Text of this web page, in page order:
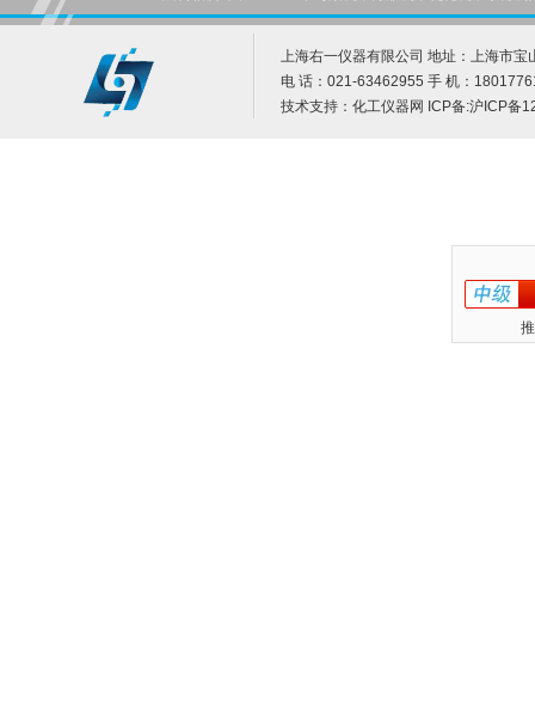
上海右一仪器有限公司 地址：上海市宝
电 话：021-63462955 手 机：
技术支持： 化工仪器网 ICP备:沪ICP备